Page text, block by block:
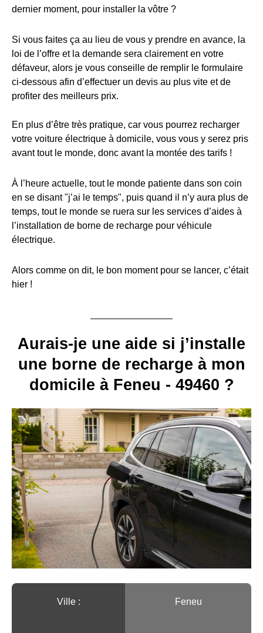
dernier moment, pour installer la vôtre ?
Si vous faites ça au lieu de vous y prendre en avance, la
loi de l’offre et la demande sera clairement en votre
défaveur, alors je vous conseille de remplir le formulaire
ci-dessous afin d’effectuer un devis au plus vite et de
profiter des meilleurs prix.
En plus d’être très pratique, car vous pourrez recharger
votre voiture électrique à domicile, vous vous y serez pris
avant tout le monde, donc avant la montée des tarifs !
À l’heure actuelle, tout le monde patiente dans son coin
en se disant "j’ai le temps", puis quand il n’y aura plus de
temps, tout le monde se ruera sur les services d’aides à
l’installation de borne de recharge pour véhicule
électrique.
Alors comme on dit, le bon moment pour se lancer, c’était
hier !
Aurais-je une aide si j’installe
une borne de recharge à mon
domicile à Feneu - 49460 ?
Ville :️ Feneu